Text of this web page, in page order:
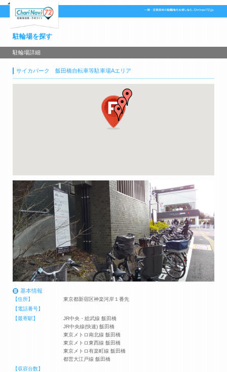
駐輪場を探す
駐輪場詳細
サイカパーク 飯田橋自転車等駐車場Aエリア
基本情報
【住所】
東京都新宿区神楽河岸１番先
【電話番号】
【最寄駅】
JR中央・総武線 飯田橋
JR中央線(快速) 飯田橋
東京メトロ南北線 飯田橋
東京メトロ東西線 飯田橋
東京メトロ有楽町線 飯田橋
都営大江戸線 飯田橋
【収容台数】